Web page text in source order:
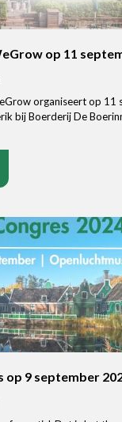
op 11
organiseert op 11
bij Boerderij De
op 9 september